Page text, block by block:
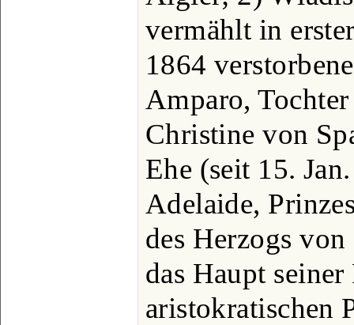
vermählt in
1864
Amparo,
Christine von
Ehe (seit 15.
Adelaide,
des Herzogs
das Haupt
aristokratischen